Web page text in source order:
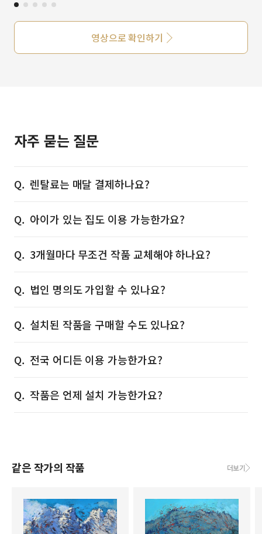
영상으로 확인하기
자주 묻는 질문
렌탈료는 매달 결제하나요?
아이가 있는 집도 이용 가능한가요?
3개월마다 무조건 작품 교체해야 하나요?
법인 명의도 가입할 수 있나요?
설치된 작품을 구매할 수도 있나요?
전국 어디든 이용 가능한가요?
작품은 언제 설치 가능한가요?
같은 작가의 작품 더보기